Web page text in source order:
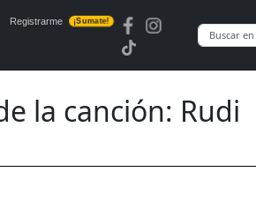
Registrarme ¡Sumate!
la canción: Rudi